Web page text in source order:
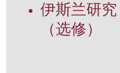
伊斯兰研究
（选修）